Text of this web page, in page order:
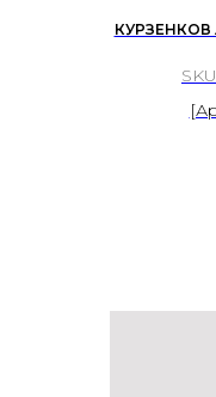
КУРЗЕНКОВ